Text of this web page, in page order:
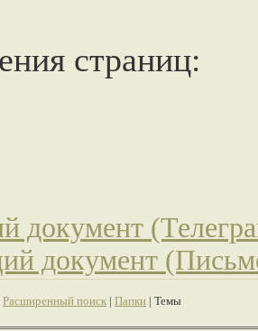
страниц:
документ
документ
Расширенный поиск | Папки | Темы